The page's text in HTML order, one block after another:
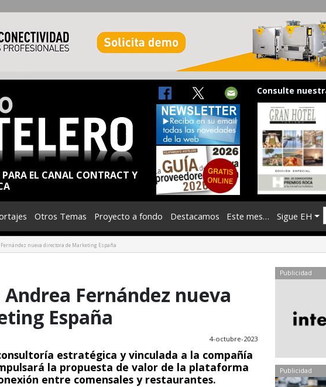
EL CANAL CONTRACT Y
Consulte
Otros Temas Proyecto a fondo Destacamos Este mes… Sigue EH
nueva directora de Marketing España
Fernández nueva
España
4-octubre-2023
estratégica y vinculada a la compañía
la propuesta de valor de la plataforma
entre comensales y restaurantes.
Publicidad
Publicidad